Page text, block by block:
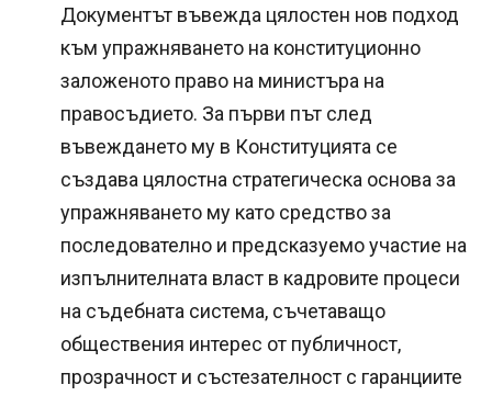
Документът въвежда цялостен нов подход
към упражняването на конституционно
заложеното право на министъра на
правосъдието. За първи път след
въвеждането му в Конституцията се
създава цялостна стратегическа основа за
упражняването му като средство за
последователно и предсказуемо участие на
изпълнителната власт в кадровите процеси
на съдебната система, съчетаващо
обществения интерес от публичност,
прозрачност и състезателност с гаранциите